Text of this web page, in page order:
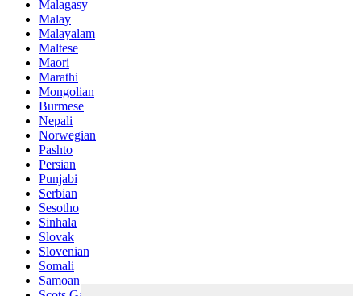
Malagasy
Malay
Malayalam
Maltese
Maori
Marathi
Mongolian
Burmese
Nepali
Norwegian
Pashto
Persian
Punjabi
Serbian
Sesotho
Sinhala
Slovak
Slovenian
Somali
Samoan